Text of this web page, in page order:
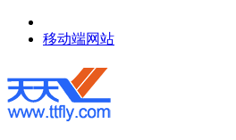
移动端网站